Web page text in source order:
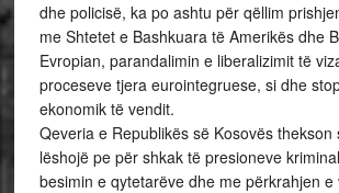
dhe policisë, ka po ashtu për qëllim
me Shtetet e Bashkuara të Amerikës dhe
Evropian, parandalimin e liberalizimit të
proceseve tjera eurointegruese, si dhe
ekonomik të vendit.
Qeveria e Republikës së Kosovës thekson
lëshojë pe për shkak të presioneve
besimin e qytetarëve dhe me përkrahjen e